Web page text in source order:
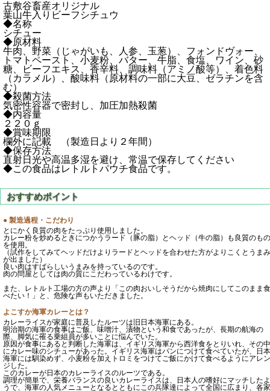
古敷谷畜産オリジナル
葉山牛入りビーフシチュウ
◆名称
シチュー
◆原材料
牛肉、野菜（じゃがいも、人参、玉葱）、フォンドヴォー、
トマトペースト、小麦粉、バター、牛脂、食塩、ワイン、砂
糖、ビーフエキス、香辛料、調味料（アミノ酸等）、着色料
（カラメル）、酸味料（原材料の一部に大豆、ゼラチンを含
む）
◆殺菌方法
気密性容器で密封し、加圧加熱殺菌
◆内容量
２２０ｇ
◆賞味期限
欄外に記載 （製造日より２年間）
◆保存方法
直射日光や高温多湿を避け、常温で保存してください
◆この食品はレトルトパウチ食品です。
● 製造過程・こだわり
とにかく良質の肉をたっぷり使用しました。
カレー粉を炒めるときにつかうラード（豚の脂）とヘッド（牛の脂）も良質のもの
を使用。
（試作をしてみてヘッドだけよりラードとヘッドを合わせた方がよりこくとうまみ
が出ました）
良い肉はすばらしいうまみを持っているのです。
肉の問屋としては肉の質にこだわっているわけです。
また、レトルト工場の方の声より「この肉おいしそうだから焼肉にしてこのまま食
べたい！」と、危険な声もいただきました。
よこすか海軍カレーとは？
カレーライスが家庭に普及したルーツは旧日本海軍にある。
明治期の海軍の食事はご飯、味噌汁、漬物という和食であったが、長期の航海の
際、脚気に罹る乗組員が多いことに悩んでいた。
原因が食事にあると判断した海軍は、イギリス海軍から西洋食をとりいれ、その中
にカレー味のシチューがあった。イギリス海軍はパンにつけて食べていたが、日本
海軍には馴染めず、小麦粉を加えトロミをつけてご飯にかけて食べるようにアレン
ジした。
このカレーが日本のカレーライスのルーツである。
調理が簡単で、栄養バランスの良いカレーライスは、日本人の嗜好にマッチしたよ
うで、海軍の人気メニューとなるとともにこの兵隊達によって全国に広まり、各家